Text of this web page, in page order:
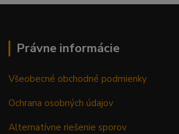
Právne informácie
Všeobecné obchodné podmienky
Ochrana osobných údajov
Alternatívne riešenie sporov